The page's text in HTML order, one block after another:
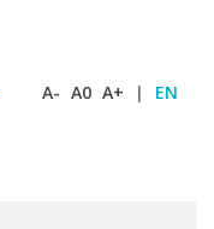
A- A0 A+ | EN